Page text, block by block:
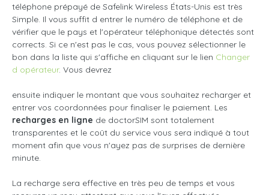
téléphone prépayé de Safelink Wireless États-Unis est très
Simple. Il vous suffit d entrer le numéro de téléphone et de
vérifier que le pays et l'opérateur téléphonique détectés sont
corrects. Si ce n'est pas le cas, vous pouvez sélectionner le
bon dans la liste qui s'affiche en cliquant sur le lien Changer
d opérateur. Vous devrez
ensuite indiquer le montant que vous souhaitez recharger et
entrer vos coordonnées pour finaliser le paiement. Les
recharges en ligne de doctorSIM sont totalement
transparentes et le coût du service vous sera indiqué à tout
moment afin que vous n'ayez pas de surprises de dernière
minute.
La recharge sera effective en très peu de temps et vous